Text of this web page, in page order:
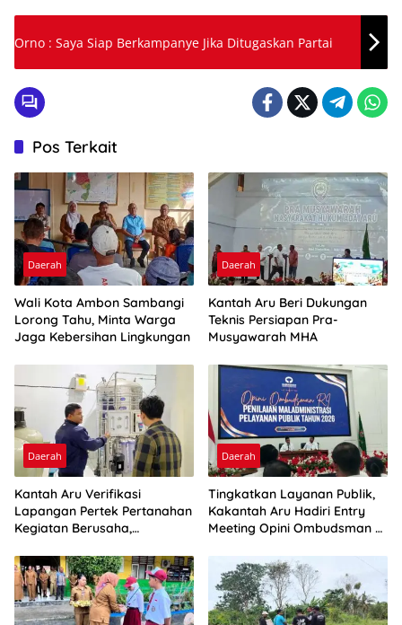
Orno : Saya Siap Berkampanye Jika Ditugaskan Partai
Pos Terkait
Daerah
Wali Kota Ambon Sambangi
Lorong Tahu, Minta Warga
Jaga Kebersihan Lingkungan
Daerah
Kantah Aru Beri Dukungan
Teknis Persiapan Pra-
Musyawarah MHA
Daerah
Kantah Aru Verifikasi
Lapangan Pertek Pertanahan
Kegiatan Berusaha,
Daerah
Tingkatkan Layanan Publik,
Kakantah Aru Hadiri Entry
Meeting Opini Ombudsman RI